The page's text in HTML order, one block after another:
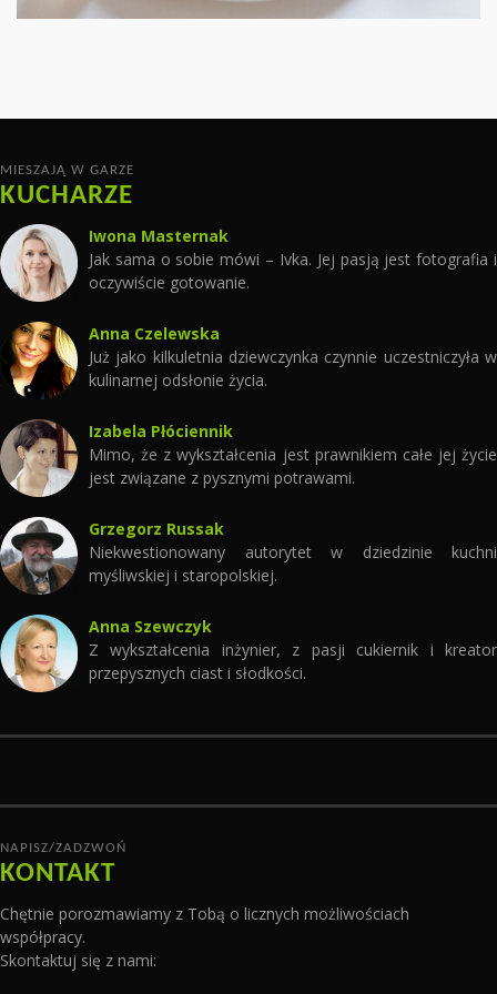
MIESZAJĄ W GARZE
KUCHARZE
Iwona Masternak
Jak sama o sobie mówi – Ivka. Jej pasją jest fotografia i
oczywiście gotowanie.
Anna Czelewska
Już jako kilkuletnia dziewczynka czynnie uczestniczyła w
kulinarnej odsłonie życia.
Izabela Płóciennik
Mimo, że z wykształcenia jest prawnikiem całe jej życie
jest związane z pysznymi potrawami.
Grzegorz Russak
Niekwestionowany autorytet w dziedzinie kuchni
myśliwskiej i staropolskiej.
Anna Szewczyk
Z wykształcenia inżynier, z pasji cukiernik i kreator
przepysznych ciast i słodkości.
NAPISZ/ZADZWOŃ
KONTAKT
Chętnie porozmawiamy z Tobą o licznych możliwościach
współpracy.
Skontaktuj się z nami: